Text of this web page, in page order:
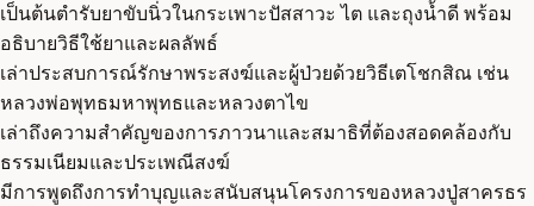
เป็นต้นตำรับยาขับนิ่วในกระเพาะปัสสาวะ ไต และถุงน้ำดี พร้อม
อธิบายวิธีใช้ยาและผลลัพธ์
เล่าประสบการณ์รักษาพระสงฆ์และผู้ป่วยด้วยวิธีเตโชกสิณ เช่น
หลวงพ่อพุทธมหาพุทธและหลวงตาไข
เล่าถึงความสำคัญของการภาวนาและสมาธิที่ต้องสอดคล้องกับ
ธรรมเนียมและประเพณีสงฆ์
มีการพูดถึงการทำบุญและสนับสนุนโครงการของหลวงปู่สาครธร